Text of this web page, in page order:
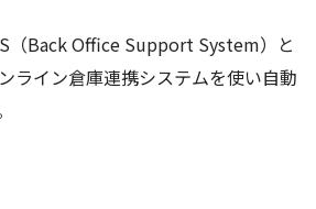
（Back Office Support System）と
ライン倉庫連携システムを使い自動